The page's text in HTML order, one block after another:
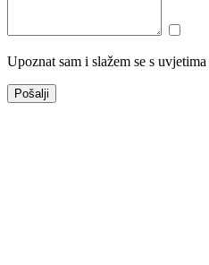
Upoznat sam i slažem se s
Pošalji